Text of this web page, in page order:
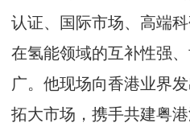
认证、国际市场、高端
在氢能领域的互补性强
广。他现场向香港业界
拓大市场，携手共建粤